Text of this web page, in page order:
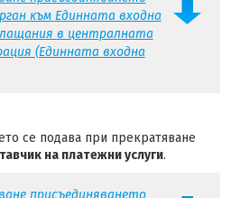
към Единната входна
в централната
(Единната входна
се подава при прекратяване
на платежни услуги.
присъединяването